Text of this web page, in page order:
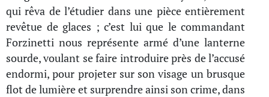
qui rêva de l’étudier dans une pièce entièrement
revêtue de glaces ; c’est lui que le commandant
Forzinetti nous représente armé d’une lanterne
sourde, voulant se faire introduire près de l’accusé
endormi, pour projeter sur son visage un brusque
flot de lumière et surprendre ainsi son crime, dans